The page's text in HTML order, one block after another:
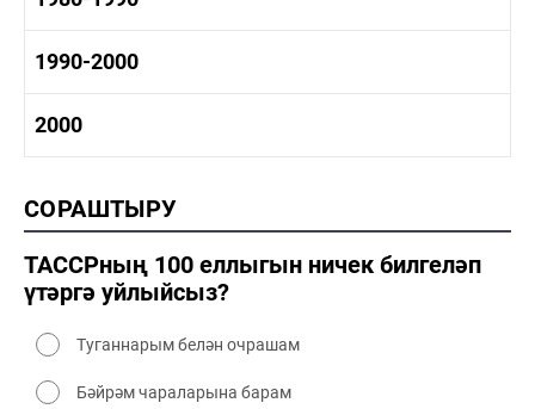
1970-1980 мәдәният
1980-1990 тарих
1980-1990 мәдәният
1990-2000
1990-2000 мәдәният
2000
2000 сәнәгать
2000 мәдәният
СОРАШТЫРУ
ТАССРның 100 еллыгын ничек билгеләп
үтәргә уйлыйсыз?
Туганнарым белән очрашам
Бәйрәм чараларына барам